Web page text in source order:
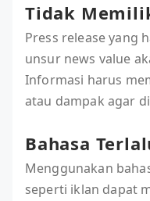
Tidak
Press release yang
unsur news value
Informasi harus
atau dampak agar
Bahasa
Menggunakan
seperti iklan dapat